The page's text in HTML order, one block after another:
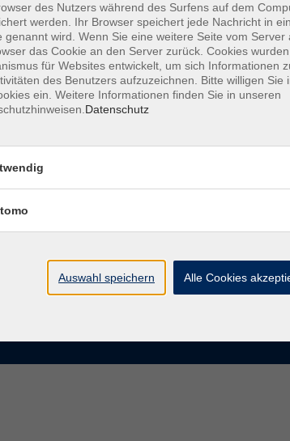
AGB Datenschutzerklärung Impressum
des Nutzers während des Surfens auf dem
werden. Ihr Browser speichert jede Nachricht in
genannt wird. Wenn Sie eine weitere Seite vom
das Cookie an den Server zurück. Cookies
für Websites entwickelt, um sich Informationen
des Benutzers aufzuzeichnen. Bitte willigen Sie
ein. Weitere Informationen finden Sie in unseren
Datenschutz
Auswahl speichern Alle Cookies